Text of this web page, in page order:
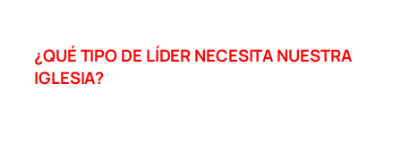
¿QUÉ TIPO DE LÍDER NECESITA NUESTRA
IGLESIA?